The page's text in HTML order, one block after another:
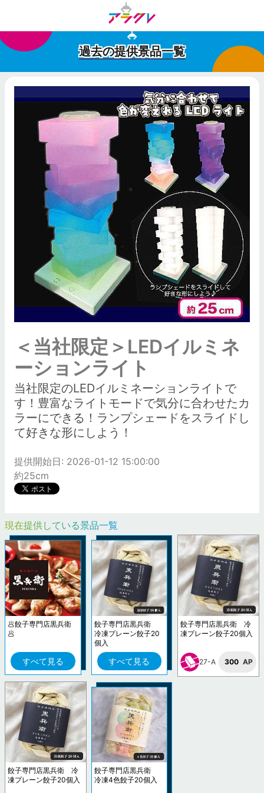
過去の提供景品一覧
＜当社限定＞LEDイルミネ
ーションライト
当社限定のLEDイルミネーションライトで
す！豊富なライトモードで気分に合わせたカ
ラーにできる！ランプシェードをスライドし
て好きな形にしよう！
提供開始日: 2026-01-12 15:00:00
約25cm
現在提供している景品一覧
🥟餃子専門店黒兵衛
🥟
すべて見る
餃子専門店黒兵衛
冷凍プレーン餃子20
個入
すべて見る
餃子専門店黒兵衛 冷
凍プレーン餃子20個入
27-A 300 AP
餃子専門店黒兵衛 冷
凍プレーン餃子20個入
餃子専門店黒兵衛
冷凍4色餃子20個入